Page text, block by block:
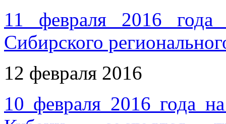
11 февраля 2016 года
Сибирского
12 февраля 2016
10 февраля 2016 года